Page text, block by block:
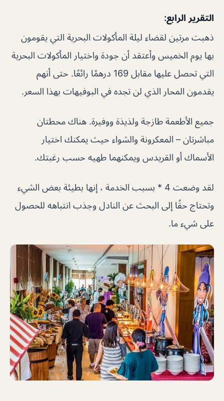
التقرير الرابع:
ذهبت مرتين لقضاء ليلة المأكولات البحرية التي يقومون
بها يوم الخميس وأعتقد أن جودة واختيار المأكولات البحرية
التي تحصل عليها مقابل 169 درهمًا رائعًا. حتى أنهم
يقدمون المحار الذي لن تجده في البوفيهات بهذا السعر.
جميع الأطعمة طازجة ولذيذة ووفيرة. هناك محطتان
مباشرتان – المعكرونة والشواء حيث يمكنك اختيار
الأسماك أو القريدس ويمكنهما طهيه حسب رغبتك.
لقد وضعت 4 * بسبب الخدمة ، إنها بطيئة بعض الشيء
وتحتاج حقًا إلى البحث عن النادل وجذب انتباهه للحصول
على شيء ما.